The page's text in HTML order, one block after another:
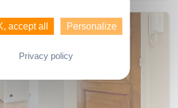
accept all Personalize
Privacy policy